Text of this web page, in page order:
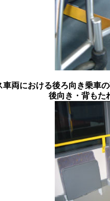
両における後ろ向き乗車
後向き・背もた